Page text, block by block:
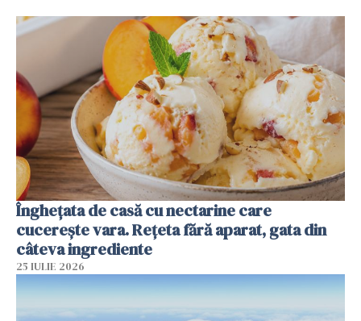
Înghețata de casă cu nectarine care
cucerește vara. Rețeta fără aparat, gata din
câteva ingrediente
25 IULIE 2026